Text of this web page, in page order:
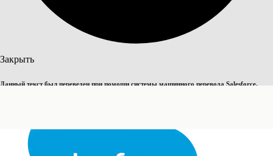
Закрыть
Данный текст был переведен при помощи системы машинного перевода Salesforce.